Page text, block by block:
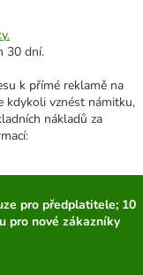
30 dní.
k přímé reklamě na
kdykoli vznést námitku,
nákladů za
pro předplatitele; 10
pro nové zákazníky